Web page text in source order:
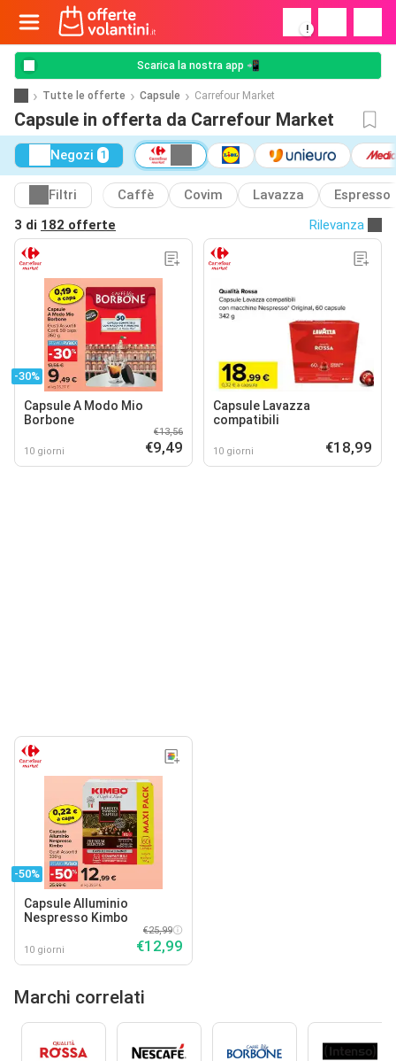
!
Scarica la nostra app 📲
Tutte le offerte Capsule Carrefour Market
Capsule in offerta da Carrefour Market
Negozi 1
Filtri Caffè Covim Lavazza
Espresso
3 di 182 offerte Rilevanza
-30%
Capsule A Modo Mio
Borbone
10 giorni
€13,56
€9,49
Capsule Lavazza
compatibili
10 giorni €18,99
-50%
Capsule Alluminio
Nespresso Kimbo
10 giorni
€25,99
€12,99
Marchi correlati